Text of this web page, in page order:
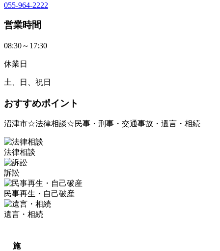
055-964-2222
営業時間
08:30～17:30
休業日
土、日、祝日
おすすめポイント
沼津市☆法律相談☆民事・刑事・交通事故・遺言・相続
法律相談
訴訟
民事再生・自己破産
遺言・相続
施